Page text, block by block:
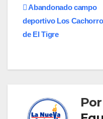
Navegación
de
Abandonado campo
deportivo Los
de El Tigre
Por